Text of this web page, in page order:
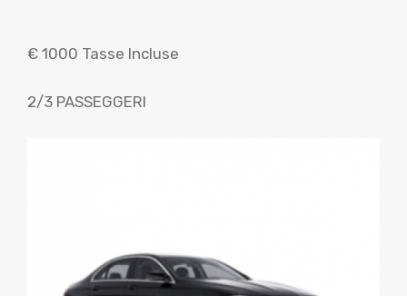
€ 1000 Tasse Incluse
2/3 PASSEGGERI